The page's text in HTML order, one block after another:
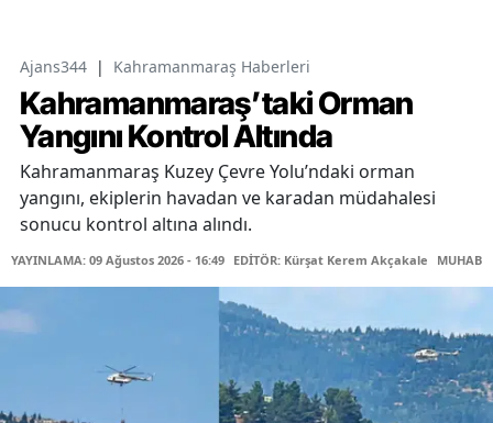
Ajans344 | Kahramanmaraş Haberleri
Kahramanmaraş’taki Orman
Yangını Kontrol Altında
Kahramanmaraş Kuzey Çevre Yolu’ndaki orman
yangını, ekiplerin havadan ve karadan müdahalesi
sonucu kontrol altına alındı.
YAYINLAMA: 09 Ağustos 2026 - 16:49 EDİTÖR: Kürşat Kerem Akçakale